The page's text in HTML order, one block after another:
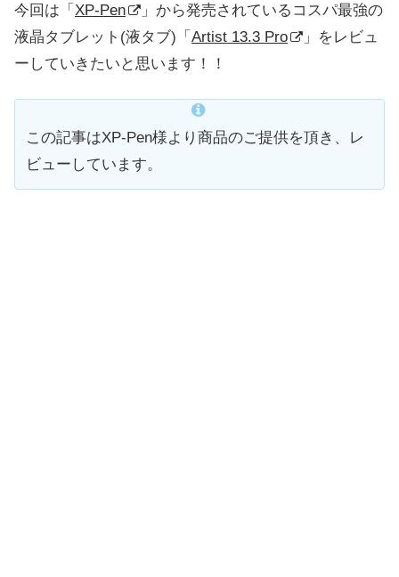
今回は「 XP-Pen
」から発売されているコスパ最強の
液晶タブレット(液タブ)「 Artist 13.3 Pro
」をレビュ
ーしていきたいと思います！！
この記事はXP-Pen様より商品のご提供を頂き、レ
ビューしています。